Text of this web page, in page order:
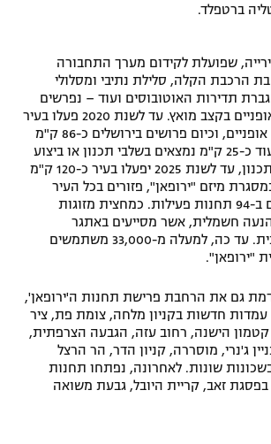
ברטפלד.
שפועלת לקידום מערך התחבורה
הרכבת הקלה, סלילת נתיבי ומסלולי
תדירות האוטובוסים ועוד – נפרשים
ברחבי העיר שבילי אופניים בקצב מואץ. עד לשנת 2020 פעלו בעיר
כ-49 ק"מ של שבילי אופניים, וכיום פרושים בירושלים כ-86 ק"מ
של שבילי אופניים ועוד כ-25 ק"מ נמצאים בשלבי תכנון או ביצוע
מתקדמים. על פי התכנון, עד לשנת 2025 יפעלו בעיר כ-120 ק"מ
מיזם "ירופאן", פזורים בכל העיר
כ-640 זוגות אופניים ב-94 תחנות פעילות. כמחצית מזוגות
הנעה חשמלית, אשר מסייעים באתגר
הטופוגרפיה העירונית. עד כה, למעלה מ-33,000 משתמשים
"ירופאן".
גם את הרחבת פרישת תחנות ה'ירופאן',
עמדות חדשות בקניון מלחה, צומת פת, ציר
קטמון הישנה, רחוב עזה, הגבעה הצרפתית,
ג'נרי, מוסררה, קניון הדר, הר הרצל
שונות. לאחרונה, נפתחו תחנות
זאב, קריית היובל, גבעת משואה